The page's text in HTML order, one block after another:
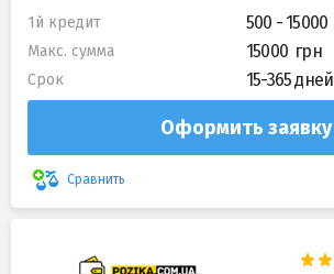
1й кредит 500 - 15000
Макс. сумма 15000
Срок 15-365 дней
Оформить заявку
Сравнить